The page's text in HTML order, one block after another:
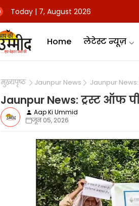
Today | 7, August 2026
Home लेटेस्ट न्यूज़
मुख्यपृष्ठ Jaunpur News Jaunpur
Jaunpur News: ट्रस्ट ऑफ
Aap Ki Ummid
जून 05, 2026